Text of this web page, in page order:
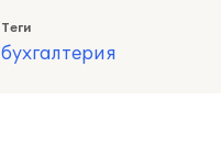
Теги
бухгалтерия